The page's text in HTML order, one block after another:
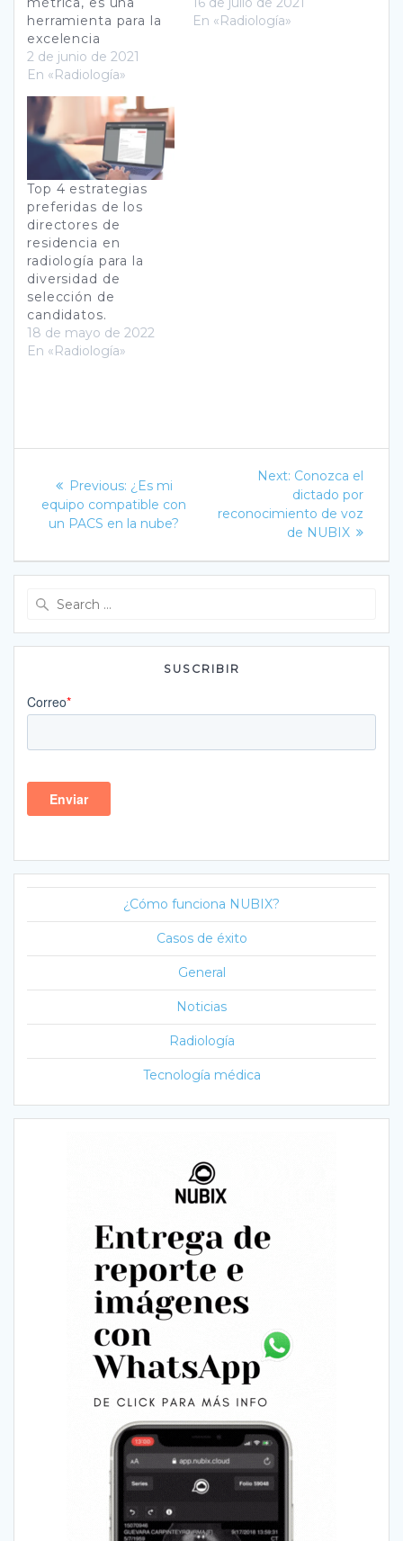
herramienta para la
excelencia
2 de junio de 2021
En «Radiología»
En «Radiología»
Top 4 estrategias
preferidas de los
directores de
residencia en
radiología para la
diversidad de
selección de
candidatos.
18 de mayo de 2022
En «Radiología»
de
Previous: Previous
post:
¿Es mi
equipo compatible con
un PACS en la nube?
Next: Next
post:
Conozca el
dictado por
reconocimiento de voz
de NUBIX
SUSCRIBIR
¿Cómo funciona NUBIX?
Casos de éxito
General
Noticias
Radiología
Tecnología médica